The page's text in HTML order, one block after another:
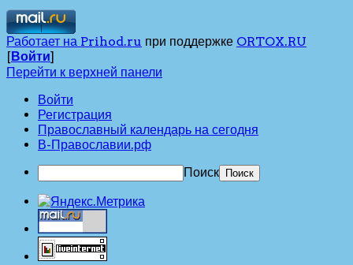
Работает на Prihod.ru при поддержке ORTOX.RU
[Войти]
Перейти к верхней панели
Войти
Регистрация
Православный календарь на сегодня
В-Православии.рф
Поиск